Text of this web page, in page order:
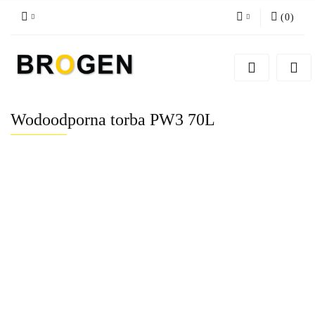
Zarejestruj się
Zgody cookies
(0)
Wodoodporna torba PW3 70L